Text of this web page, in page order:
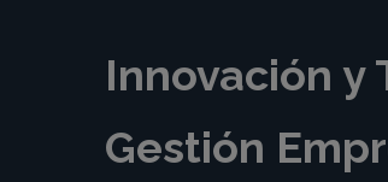
Innovación y
Gestión